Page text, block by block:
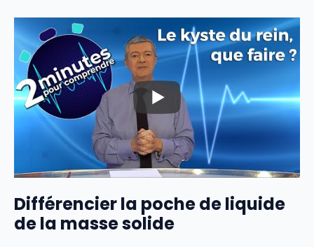
Différencier la poche de liquide
de la masse solide